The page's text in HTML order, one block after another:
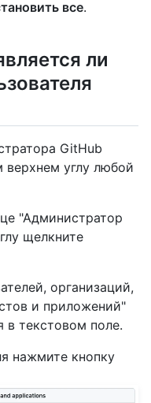
все.
ли
GitHub
верхнем углу любой
"Администратор
щелкните
организаций,
и приложений"
в текстовом поле.
нажмите кнопку